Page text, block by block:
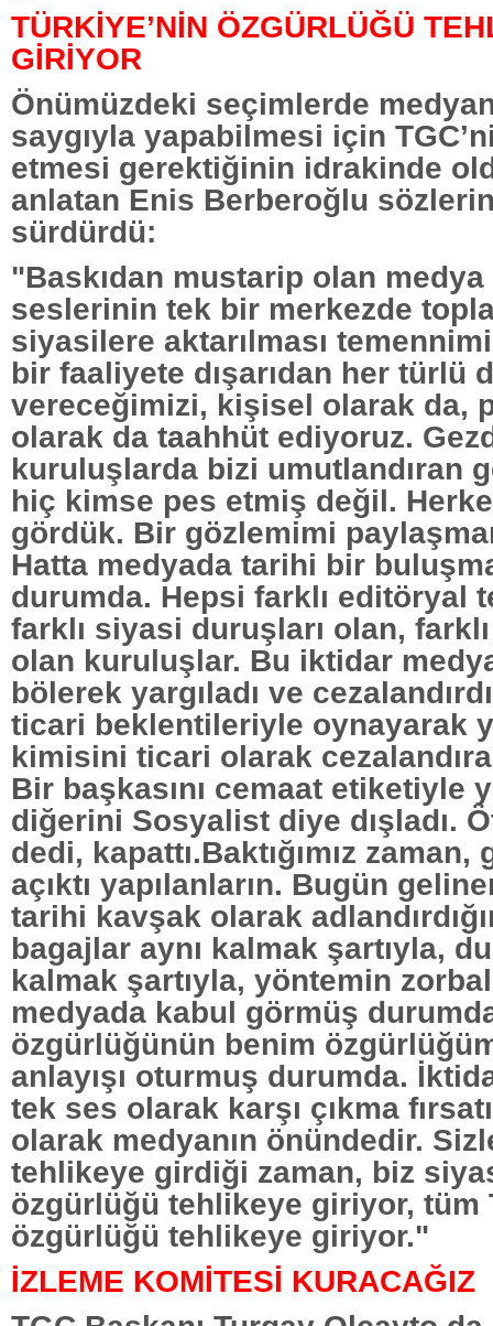
TÜRKİYE’NİN ÖZGÜRLÜĞÜ
GİRİYOR
Önümüzdeki seçimlerde
saygıyla yapabilmesi için
etmesi gerektiğinin idrakinde
anlatan Enis Berberoğlu
sürdürdü:
"Baskıdan mustarip olan medya
seslerinin tek bir merkezde
siyasilere aktarılması
bir faaliyete dışarıdan her türlü
vereceğimizi, kişisel olarak da,
olarak da taahhüt ediyoruz.
kuruluşlarda bizi umutlandıran
hiç kimse pes etmiş değil.
gördük. Bir gözlemimi
Hatta medyada tarihi bir
durumda. Hepsi farklı editöryal
farklı siyasi duruşları olan,
olan kuruluşlar. Bu iktidar
bölerek yargıladı ve
ticari beklentileriyle oynayarak
kimisini ticari olarak
Bir başkasını cemaat etiketiyle
diğerini Sosyalist diye dışladı.
dedi, kapattı.Baktığımız
açıktı yapılanların. Bugün
tarihi kavşak olarak
bagajlar aynı kalmak şartıyla,
kalmak şartıyla, yöntemin
medyada kabul görmüş
özgürlüğünün benim
anlayışı oturmuş durumda.
tek ses olarak karşı çıkma
olarak medyanın önündedir.
tehlikeye girdiği zaman, biz
özgürlüğü tehlikeye giriyor, tüm
özgürlüğü tehlikeye giriyor."
İZLEME KOMİTESİ KURACAĞIZ